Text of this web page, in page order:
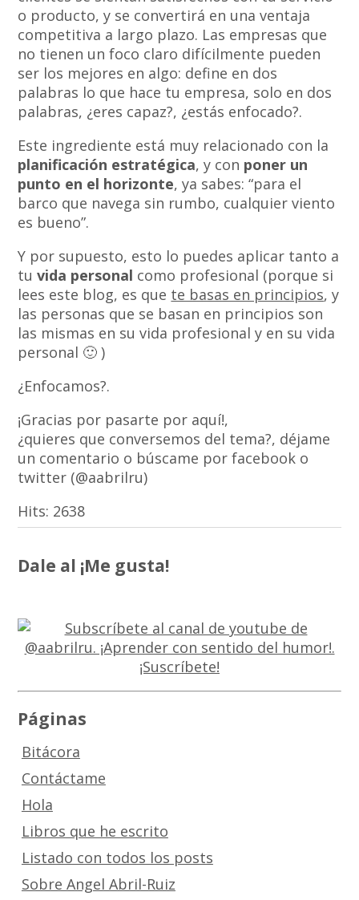
o producto, y se convertirá en una ventaja
competitiva a largo plazo. Las empresas que
no tienen un foco claro difícilmente pueden
ser los mejores en algo: define en dos
palabras lo que hace tu empresa, solo en dos
palabras, ¿eres capaz?, ¿estás enfocado?.
Este ingrediente está muy relacionado con la
planificación estratégica, y con poner un
punto en el horizonte, ya sabes: “para el
barco que navega sin rumbo, cualquier viento
es bueno”.
Y por supuesto, esto lo puedes aplicar tanto a
tuvida personal como profesional (porque si
lees este blog, es que te basas en principios, y
las personas que se basan en principios son
las mismas en su vida profesional y en su vida
personal 🙂 )
¿Enfocamos?.
¡Gracias por pasarte por aquí!,
¿quieres que conversemos del tema?, déjame
un comentario o búscame por facebook o
twitter (@aabrilru)
Hits: 2638
Dale al ¡Me gusta!
Páginas
Bitácora
Contáctame
Hola
Libros que he escrito
Listado con todos los posts
Sobre Angel Abril-Ruiz